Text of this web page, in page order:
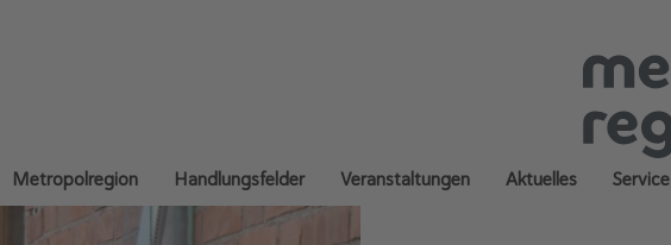
Metropolregion Handlungsfelder Veranstaltungen Aktuelles Service